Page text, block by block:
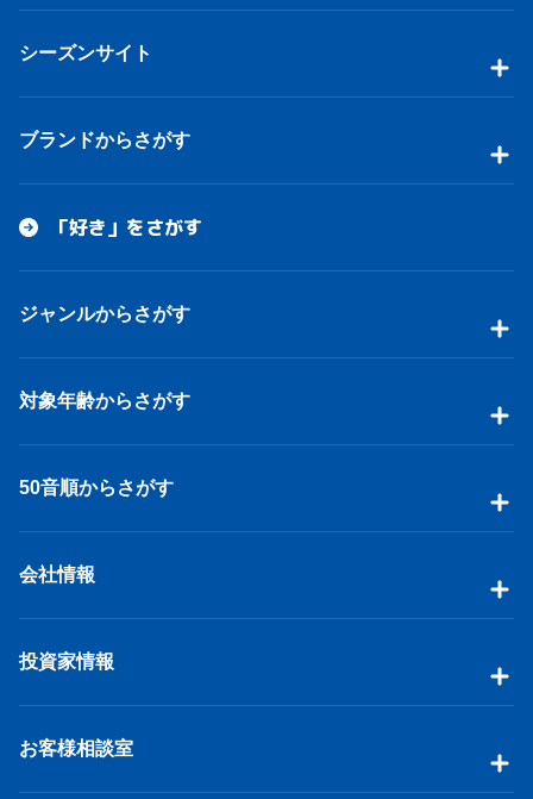
シーズンサイト
ブランドからさがす
「好き」をさがす
ジャンルからさがす
対象年齢からさがす
50音順からさがす
会社情報
投資家情報
お客様相談室